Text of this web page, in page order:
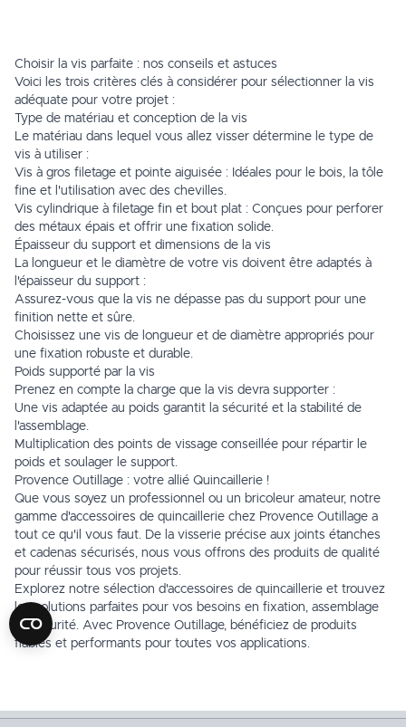
Choisir la vis parfaite : nos conseils et astuces
Voici les trois critères clés à considérer pour sélectionner la vis
adéquate pour votre projet :
Type de matériau et conception de la vis
Le matériau dans lequel vous allez visser détermine le type de
vis à utiliser :
Vis à gros filetage et pointe aiguisée : Idéales pour le bois, la tôle
fine et l'utilisation avec des chevilles.
Vis cylindrique à filetage fin et bout plat : Conçues pour perforer
des métaux épais et offrir une fixation solide.
Épaisseur du support et dimensions de la vis
La longueur et le diamètre de votre vis doivent être adaptés à
l'épaisseur du support :
Assurez-vous que la vis ne dépasse pas du support pour une
finition nette et sûre.
Choisissez une vis de longueur et de diamètre appropriés pour
une fixation robuste et durable.
Poids supporté par la vis
Prenez en compte la charge que la vis devra supporter :
Une vis adaptée au poids garantit la sécurité et la stabilité de
l'assemblage.
Multiplication des points de vissage conseillée pour répartir le
poids et soulager le support.
Provence Outillage : votre allié Quincaillerie !
Que vous soyez un professionnel ou un bricoleur amateur, notre
gamme d'accessoires de quincaillerie chez Provence Outillage a
tout ce qu'il vous faut. De la visserie précise aux joints étanches
et cadenas sécurisés, nous vous offrons des produits de qualité
pour réussir tous vos projets.
Explorez notre sélection d'accessoires de quincaillerie et trouvez
les solutions parfaites pour vos besoins en fixation, assemblage
et sécurité. Avec Provence Outillage, bénéficiez de produits
fiables et performants pour toutes vos applications.